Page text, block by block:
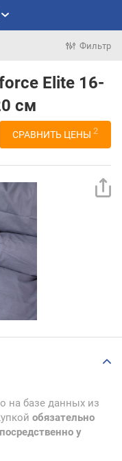
Фильтр
Elite 16-
см
СРАВНИТЬ ЦЕНЫ 2
на базе данных из
обязательно
у